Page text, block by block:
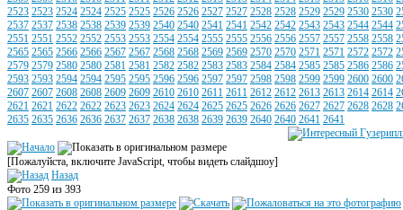
2523 2523 2524 2524 2525 2525 2526 2526 2527 2527 2528 2528 2529 2529 2530 2530
2537 2537 2538 2538 2539 2539 2540 2540 2541 2541 2542 2542 2543 2543 2544 2544
2551 2551 2552 2552 2553 2553 2554 2554 2555 2555 2556 2556 2557 2557 2558 2558
2565 2565 2566 2566 2567 2567 2568 2568 2569 2569 2570 2570 2571 2571 2572 2572
2579 2579 2580 2580 2581 2581 2582 2582 2583 2583 2584 2584 2585 2585 2586 2586
2593 2593 2594 2594 2595 2595 2596 2596 2597 2597 2598 2598 2599 2599 2600 2600
2607 2607 2608 2608 2609 2609 2610 2610 2611 2611 2612 2612 2613 2613 2614 2614
2621 2621 2622 2622 2623 2623 2624 2624 2625 2625 2626 2626 2627 2627 2628 2628
2635 2635 2636 2636 2637 2637 2638 2638 2639 2639 2640 2640 2641 2641
[Пожалуйста, включите JavaScript, чтобы видеть слайдшоу]
Назад
Фото 259 из 393